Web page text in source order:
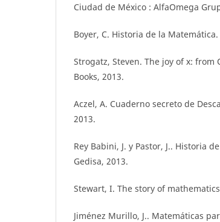
Ciudad de México : AlfaOmega
Boyer, C. Historia de la
Strogatz, Steven. The joy of x:
Books, 2013.
Aczel, A. Cuaderno secreto de
2013.
Rey Babini, J. y Pastor, J.. Historia
Gedisa, 2013.
Stewart, I. The story of
Jiménez Murillo, J.. Matemáticas